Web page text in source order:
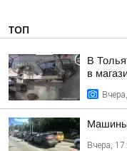
ТОП
В
в
Машины
Вчера,